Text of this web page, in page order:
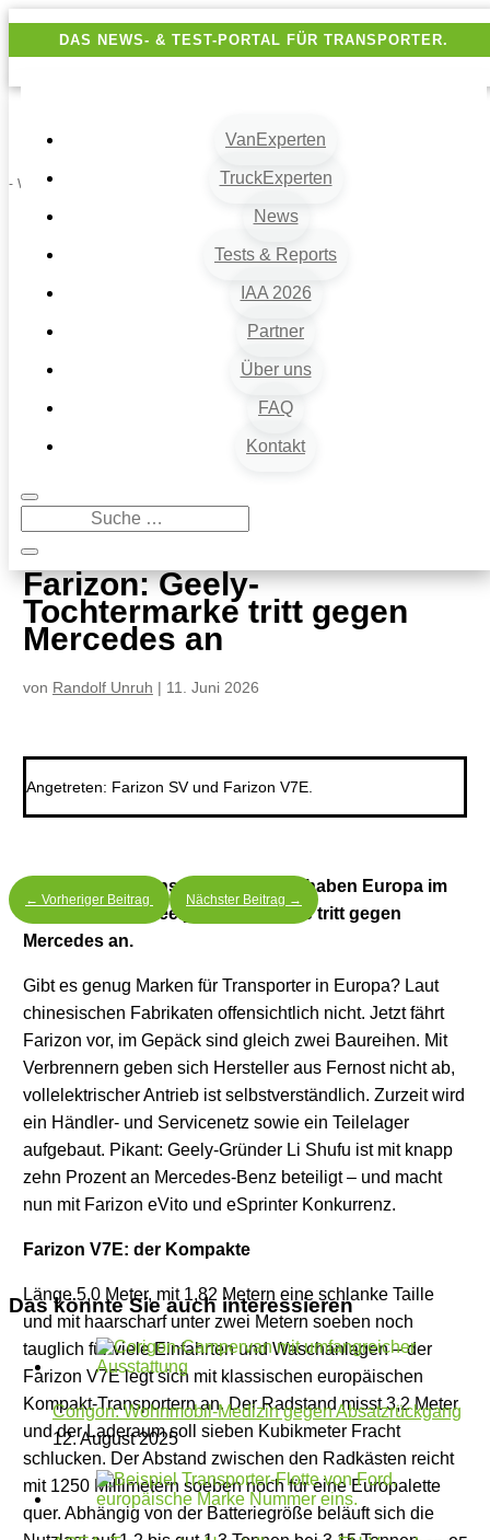
DAS NEWS- & TEST-PORTAL FÜR TRANSPORTER.
VanExperten
TruckExperten
News
Tests & Reports
IAA 2026
Partner
Über uns
FAQ
Kontakt
- Werbung -
9
Farizon: Geely-Tochtermarke tritt gegen Mercedes an
Farizon: Geely-
Tochtermarke tritt gegen
Mercedes an
von Randolf Unruh | 11. Juni 2026
Angetreten: Farizon SV und Farizon V7E.
Chinesische Transporterfabrikate haben Europa im
Blick. Farizon: Geely-Tochtermarke tritt gegen
Mercedes an.
Gibt es genug Marken für Transporter in Europa? Laut
chinesischen Fabrikaten offensichtlich nicht. Jetzt fährt
Farizon vor, im Gepäck sind gleich zwei Baureihen. Mit
Verbrennern geben sich Hersteller aus Fernost nicht ab,
vollelektrischer Antrieb ist selbstverständlich. Zurzeit wird
ein Händler- und Servicenetz sowie ein Teilelager
aufgebaut. Pikant: Geely-Gründer Li Shufu ist mit knapp
zehn Prozent an Mercedes-Benz beteiligt – und macht
nun mit Farizon eVito und eSprinter Konkurrenz.
Farizon V7E: der Kompakte
Länge 5,0 Meter, mit 1,82 Metern eine schlanke Taille
und mit haarscharf unter zwei Metern soeben noch
tauglich für viele Einfahrten und Waschanlagen – der
Farizon V7E legt sich mit klassischen europäischen
Kompakt-Transportern an. Der Radstand misst 3,2 Meter
und der Laderaum soll sieben Kubikmeter Fracht
schlucken. Der Abstand zwischen den Radkästen reicht
mit 1250 Millimetern soeben noch für eine Europalette
quer. Abhängig von der Batteriegröße beläuft sich die
← Vorheriger Beitrag Nächster Beitrag →
Das könnte Sie auch interessieren
Corigon: Wohnmobil-Medizin gegen Absatzrückgang
12. August 2025